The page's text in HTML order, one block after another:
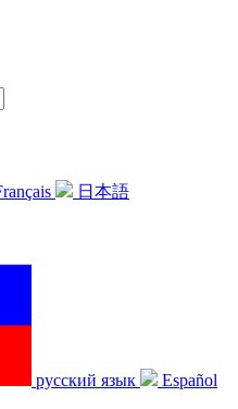
日本語
русский язык Español